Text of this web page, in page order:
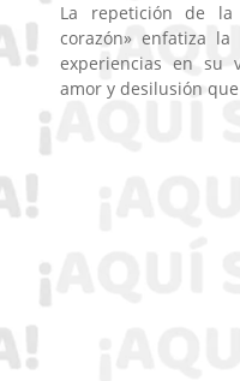
La repetición de
corazón» enfatiza
experiencias en su
amor y desilusión